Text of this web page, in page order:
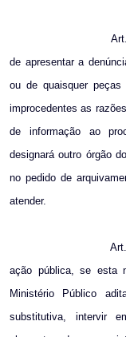
de apresentar a
ou de quaisquer
improcedentes as
de informação ao
designará outro órgão
no pedido de
atender.
ação pública, se esta
Ministério Público
substitutiva, intervir